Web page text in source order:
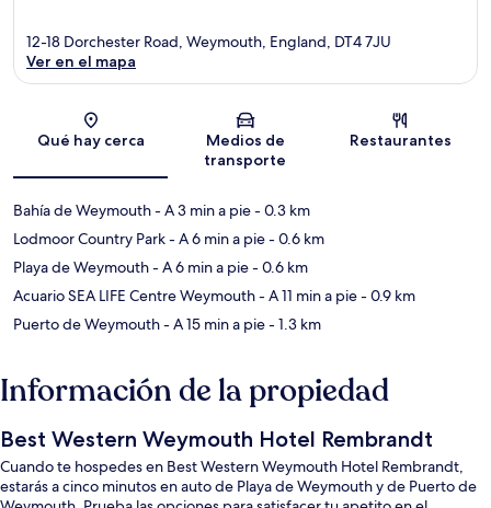
Sección del mapa
12-18 Dorchester Road, Weymouth, England, DT4 7JU
Ver en el mapa
Qué hay cerca
Medios de
transporte
Restaurantes
Bahía de Weymouth- A 3 min a pie- 0.3 km
Lodmoor Country Park- A 6 min a pie- 0.6 km
Playa de Weymouth- A 6 min a pie- 0.6 km
Acuario SEA LIFE Centre Weymouth- A 11 min a pie- 0.9 km
Puerto de Weymouth- A 15 min a pie- 1.3 km
Información de la propiedad
Best Western Weymouth Hotel Rembrandt
Cuando te hospedes en Best Western Weymouth Hotel Rembrandt,
estarás a cinco minutos en auto de Playa de Weymouth y de Puerto de